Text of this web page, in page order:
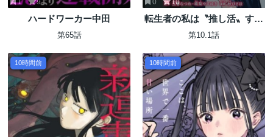
1 9
ハードワーカー中田
第65話
0 10
転生者の私は〝推し活〟する
ため聖女になりました!
第10.1話
10時間前 10時間前